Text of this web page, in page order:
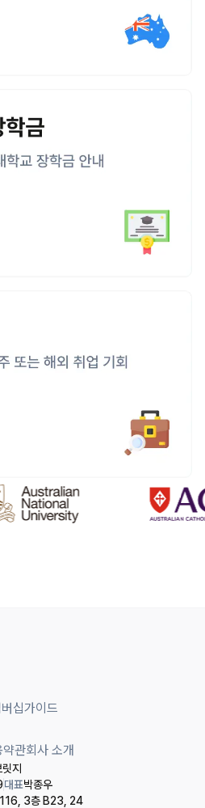
십가이드
약관회사 소개
지
대표박종우
116, 3층 B23, 24